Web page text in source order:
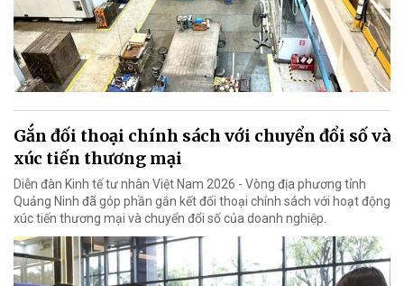
Gắn đối thoại chính sách với chuyển đổi số và
xúc tiến thương mại
Diễn đàn Kinh tế tư nhân Việt Nam 2026 - Vòng địa phương tỉnh
Quảng Ninh đã góp phần gắn kết đối thoại chính sách với hoạt động
xúc tiến thương mại và chuyển đổi số của doanh nghiệp.